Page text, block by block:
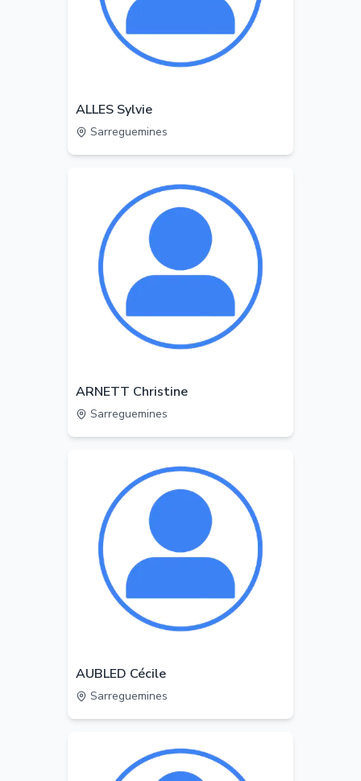
ALLES Sylvie
Sarreguemines
ARNETT Christine
Sarreguemines
AUBLED Cécile
Sarreguemines